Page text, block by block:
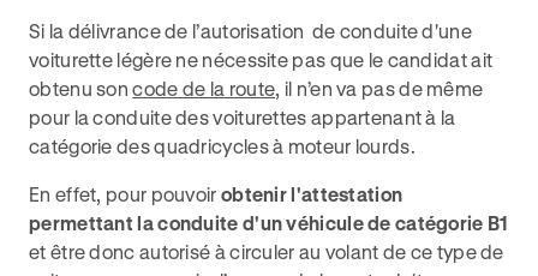
Si la délivrance de l’autorisation de conduite d'une
voiturette légère ne nécessite pas que le candidat ait
obtenu soncode de la route, il n’en va pas de même
pour la conduite des voiturettes appartenant à la
catégorie des quadricycles à moteur lourds.
En effet, pour pouvoir obtenir l'attestation
permettant la conduite d'un véhicule de catégorie B1
et être donc autorisé à circuler au volant de ce type de